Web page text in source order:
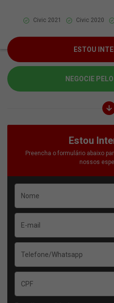
Civic 2021 Civic 2020
ESTOU
NEGOCIE
Estou
Preencha o formulário abaixo
nossos